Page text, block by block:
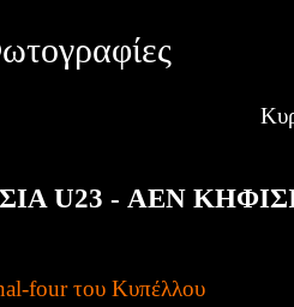
U23 - ΑΕΝ
four του Κυπέλλου